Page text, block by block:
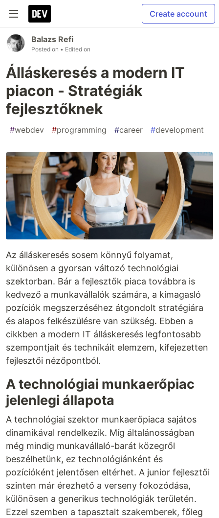
Create account
Balazs Refi
Posted on • Edited on
Álláskeresés a modern IT
piacon - Stratégiák
fejlesztőknek
#webdev #programming #career #development
Az álláskeresés sosem könnyű folyamat,
különösen a gyorsan változó technológiai
szektorban. Bár a fejlesztők piaca továbbra is
kedvező a munkavállalók számára, a kimagasló
pozíciók megszerzéséhez átgondolt stratégiára
és alapos felkészülésre van szükség. Ebben a
cikkben a modern IT álláskeresés legfontosabb
szempontjait és technikáit elemzem, kifejezetten
fejlesztői nézőpontból.
A technológiai munkaerőpiac
jelenlegi állapota
A technológiai szektor munkaerőpiaca sajátos
dinamikával rendelkezik. Míg általánosságban
még mindig munkavállaló-barát közegről
beszélhetünk, ez technológiánként és
pozícióként jelentősen eltérhet. A junior fejlesztői
szinten már érezhető a verseny fokozódása,
különösen a generikus technológiák területén.
Ezzel szemben a tapasztalt szakemberek, főleg